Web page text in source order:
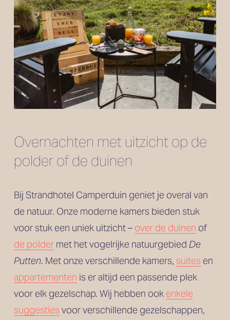
Overnachten met uitzicht op de
polder of de duinen
Bij Strandhotel Camperduin geniet je overal van
de natuur. Onze moderne kamers bieden stuk
voor stuk een uniek uitzicht – over de duinen
of
de polder met het vogelrijke natuurgebied De
Putten. Met onze verschillende kamers, suites en
appartementen is er altijd een passende plek
voor elk gezelschap. Wij hebben ook enkele
suggesties voor verschillende gezelschappen,